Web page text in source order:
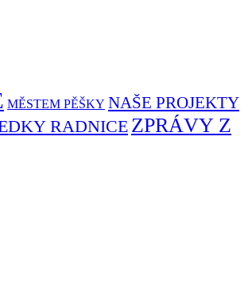
MĚSTEM PĚŠKY NAŠE PROJEKTY
RADNICEZPRÁVY Z